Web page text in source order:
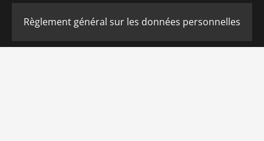
Règlement général sur les données personnelles